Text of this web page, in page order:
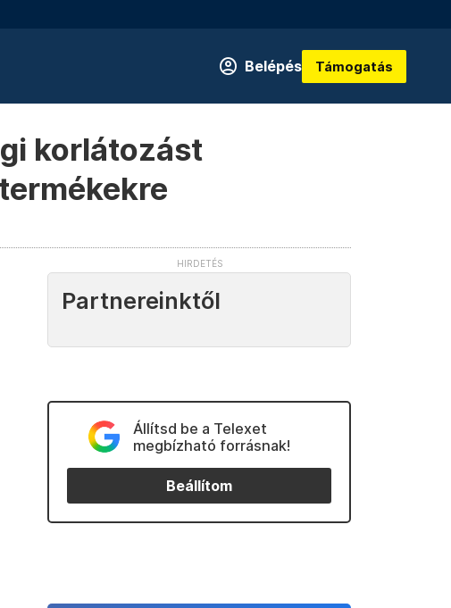
Belépés Támogatás
korlátozást
Partnereinktől
Állítsd be a Telexet
megbízható forrásnak!
Beállítom